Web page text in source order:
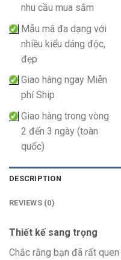
nhu cầu mua sắm
Mẫu mã đa dạng với
nhiều kiểu dáng độc,
đẹp
Giao hàng ngay Miễn
phí Ship
Giao hàng trong vòng
2 đến 3 ngày (toàn
quốc)
DESCRIPTION
REVIEWS (0)
Thiết kế sang trọng
Chắc rằng bạn đã rất